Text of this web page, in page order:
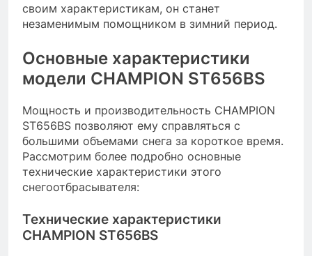
своим характеристикам, он станет
незаменимым помощником в зимний период.
Основные характеристики
модели CHAMPION ST656BS
Мощность и производительность CHAMPION
ST656BS позволяют ему справляться с
большими объемами снега за короткое время.
Рассмотрим более подробно основные
технические характеристики этого
снегоотбрасывателя:
Технические характеристики
CHAMPION ST656BS